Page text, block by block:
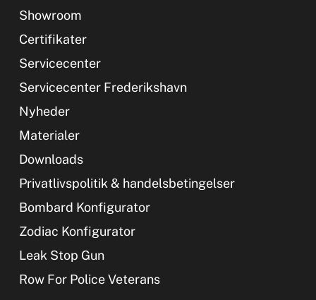
Showroom
Certifikater
Servicecenter
Servicecenter Frederikshavn
Nyheder
Materialer
Downloads
Privatlivspolitik & handelsbetingelser
Bombard Konfigurator
Zodiac Konfigurator
Leak Stop Gun
Row For Police Veterans